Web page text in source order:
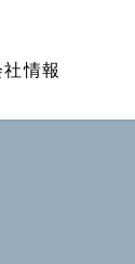
社情報